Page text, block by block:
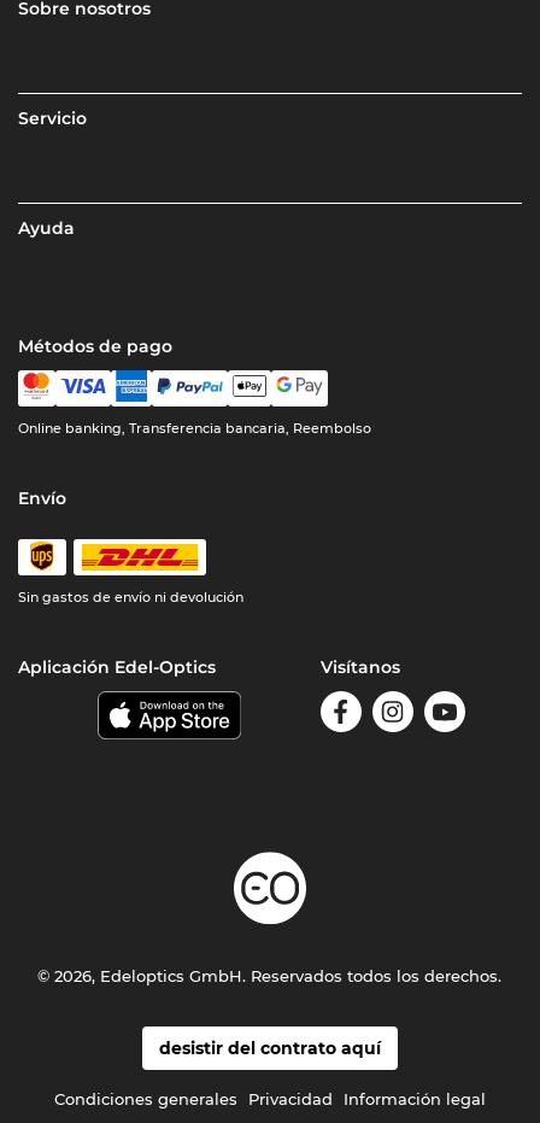
Sobre nosotros
Servicio
Ayuda
Métodos de pago
Online banking, Transferencia bancaria, Reembolso
Envío
Sin gastos de envío ni devolución
Aplicación Edel-Optics Visítanos
desistir del contrato aquí
Condiciones generales Privacidad Información legal
© 2026, Edeloptics GmbH. Reservados todos los derechos.